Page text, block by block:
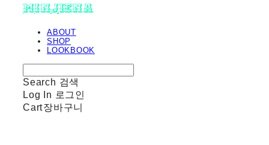
minjiena
ABOUT
SHOP
LOOKBOOK
Search 검색
Log In 로그인
Cart장바구니